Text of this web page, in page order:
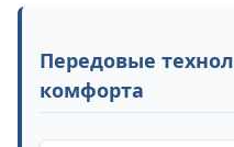
Передовые
комфорта